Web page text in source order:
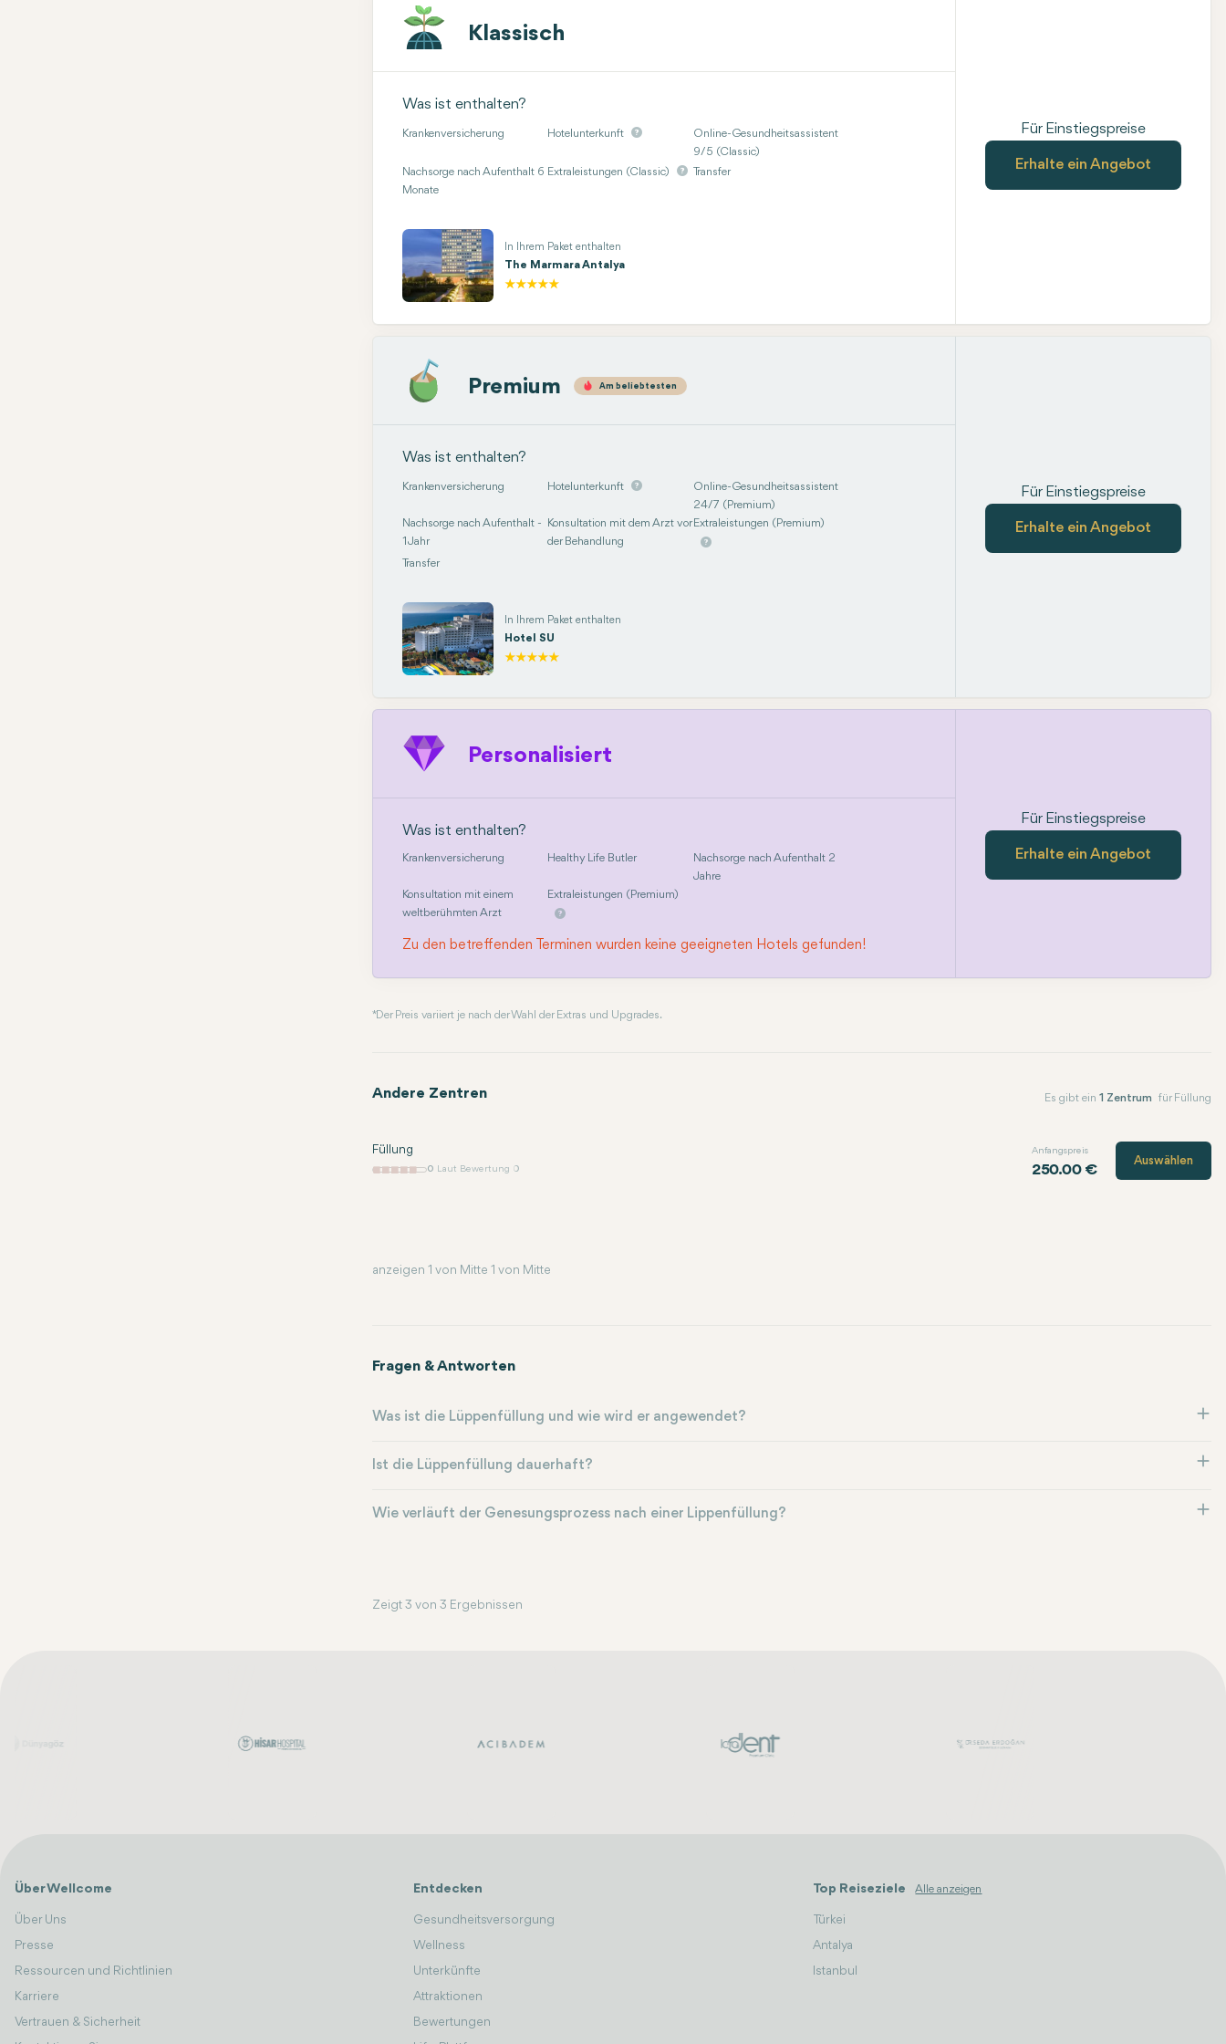
Klassisch
Was ist enthalten?
Krankenversicherung Hotelunterkunft
Online-Gesundheitsassistent
9/5 (Classic)
Nachsorge nach Aufenthalt 6
Monate
Extraleistungen (Classic) Transfer
In Ihrem Paket enthalten
The Marmara Antalya
Für Einstiegspreise
Erhalte ein Angebot
Premium Am beliebtesten
Was ist enthalten?
Krankenversicherung Hotelunterkunft
Online-Gesundheitsassistent
24/7 (Premium)
Nachsorge nach Aufenthalt -
1 Jahr
Konsultation mit dem Arzt vor
der Behandlung
Extraleistungen (Premium)
Transfer
In Ihrem Paket enthalten
Hotel SU
Für Einstiegspreise
Erhalte ein Angebot
Personalisiert
Was ist enthalten?
Krankenversicherung Healthy Life Butler
Nachsorge nach Aufenthalt 2
Jahre
Konsultation mit einem
weltberühmten Arzt
Extraleistungen (Premium)
Zu den betreffenden Terminen wurden keine geeigneten Hotels gefunden!
Für Einstiegspreise
Erhalte ein Angebot
* Der Preis variiert je nach der Wahl der Extras und Upgrades.
Andere Zentren Es gibt ein 1 Zentrum für Füllung
Füllung
0 Laut Bewertung 0
Anfangspreis
250.00 €
Auswählen
anzeigen 1 von Mitte 1 von Mitte
Fragen & Antworten
Was ist die Lüppenfüllung und wie wird er angewendet?
Ist die Lüppenfüllung dauerhaft?
Wie verläuft der Genesungsprozess nach einer Lippenfüllung?
Zeigt 3 von 3 Ergebnissen
Über Wellcome
Über Uns
Presse
Ressourcen und Richtlinien
Karriere
Vertrauen & Sicherheit
Entdecken
Gesundheitsversorgung
Wellness
Unterkünfte
Attraktionen
Bewertungen
Top Reiseziele Alle anzeigen
Türkei
Antalya
Istanbul